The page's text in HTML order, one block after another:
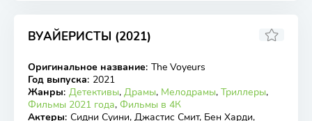
ВУАЙЕРИСТЫ (2021)
WEB-DL
6.46
Оригинальное название: The Voyeurs
Год выпуска: 2021
Жанры: Детективы, Драмы, Мелодрамы, Триллеры,
Фильмы 2021 года, Фильмы в 4К
Актеры: Сидни Суини, Джастис Смит, Бен Харди,